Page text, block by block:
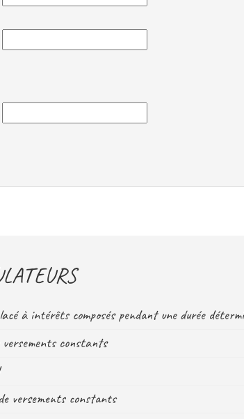
à intérêts composés pendant une durée
versements constants
versements constants